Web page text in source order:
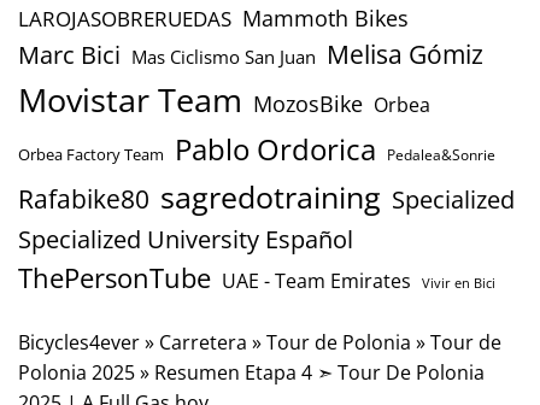
LAROJASOBRERUEDAS Mammoth Bikes
Marc Bici Mas Ciclismo San Juan Melisa Gómiz
Movistar Team MozosBike Orbea
Orbea Factory Team Pablo Ordorica Pedalea&Sonrie
Rafabike80 sagredotraining Specialized
Specialized University Español
ThePersonTube UAE - Team Emirates Vivir en Bici
Bicycles4ever» Carretera »Tour de Polonia »Tour de
Polonia 2025» Resumen Etapa 4 ➣ Tour De Polonia